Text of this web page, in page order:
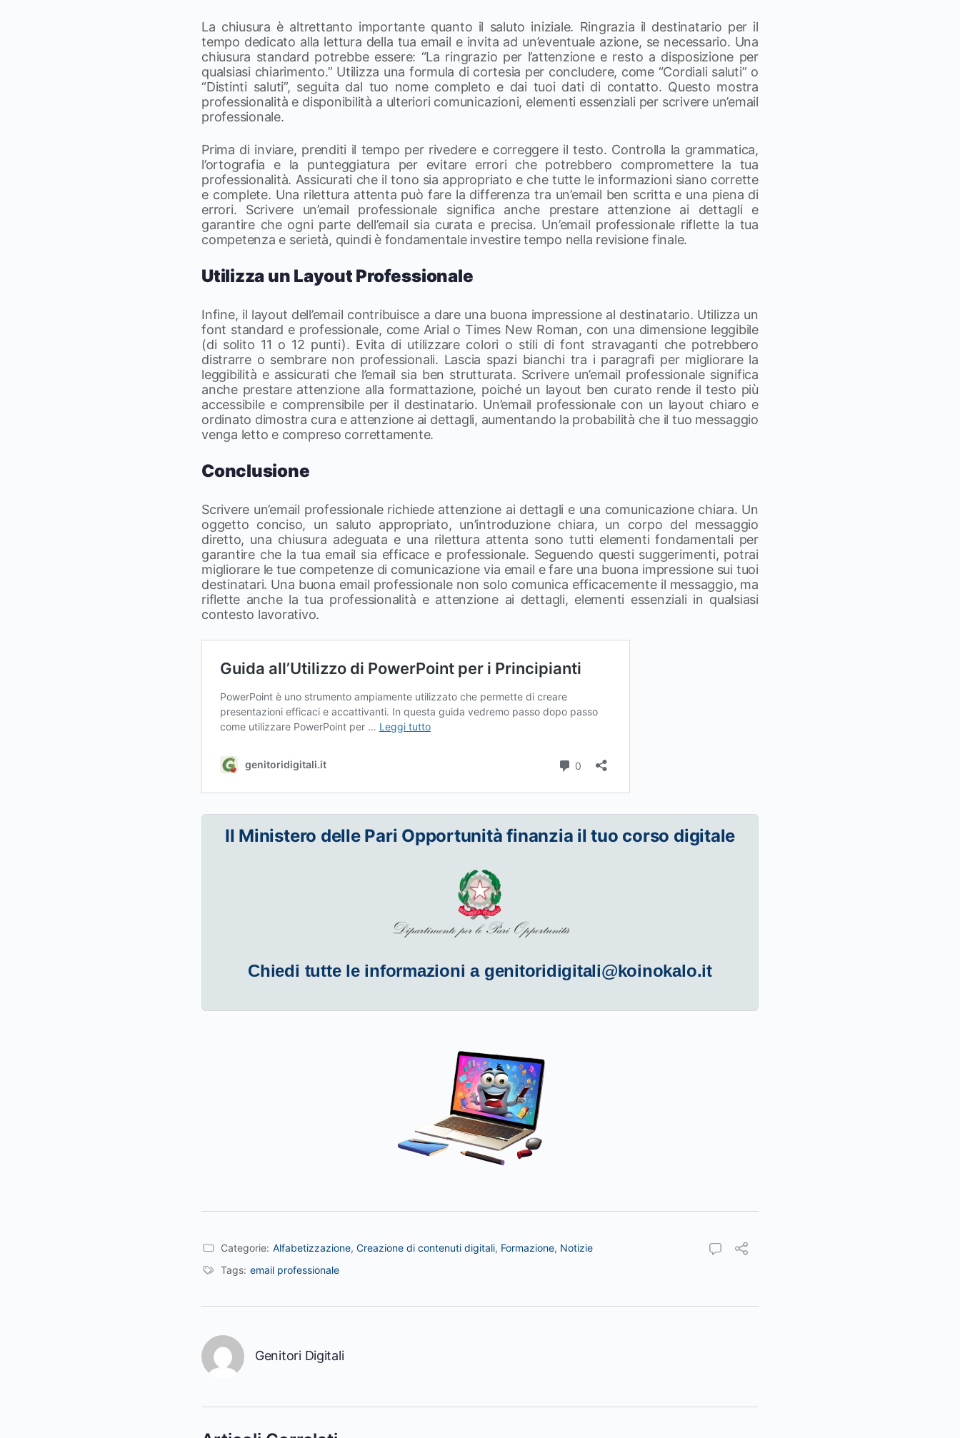
La chiusura è altrettanto importante quanto il saluto iniziale. Ringrazia il destinatario per il
tempo dedicato alla lettura della tua email e invita ad un’eventuale azione, se necessario. Una
chiusura standard potrebbe essere: “La ringrazio per l’attenzione e resto a disposizione per
qualsiasi chiarimento.” Utilizza una formula di cortesia per concludere, come “Cordiali saluti” o
“Distinti saluti”, seguita dal tuo nome completo e dai tuoi dati di contatto. Questo mostra
professionalità e disponibilità a ulteriori comunicazioni, elementi essenziali per scrivere un’email
professionale.
Prima di inviare, prenditi il tempo per rivedere e correggere il testo. Controlla la grammatica,
l’ortografia e la punteggiatura per evitare errori che potrebbero compromettere la tua
professionalità. Assicurati che il tono sia appropriato e che tutte le informazioni siano corrette
e complete. Una rilettura attenta può fare la differenza tra un’email ben scritta e una piena di
errori. Scrivere un’email professionale significa anche prestare attenzione ai dettagli e
garantire che ogni parte dell’email sia curata e precisa. Un’email professionale riflette la tua
competenza e serietà, quindi è fondamentale investire tempo nella revisione finale.
Utilizza un Layout Professionale
Infine, il layout dell’email contribuisce a dare una buona impressione al destinatario. Utilizza un
font standard e professionale, come Arial o Times New Roman, con una dimensione leggibile
(di solito 11 o 12 punti). Evita di utilizzare colori o stili di font stravaganti che potrebbero
distrarre o sembrare non professionali. Lascia spazi bianchi tra i paragrafi per migliorare la
leggibilità e assicurati che l’email sia ben strutturata. Scrivere un’email professionale significa
anche prestare attenzione alla formattazione, poiché un layout ben curato rende il testo più
accessibile e comprensibile per il destinatario. Un’email professionale con un layout chiaro e
ordinato dimostra cura e attenzione ai dettagli, aumentando la probabilità che il tuo messaggio
venga letto e compreso correttamente.
Conclusione
Scrivere un’email professionale richiede attenzione ai dettagli e una comunicazione chiara. Un
oggetto conciso, un saluto appropriato, un’introduzione chiara, un corpo del messaggio
diretto, una chiusura adeguata e una rilettura attenta sono tutti elementi fondamentali per
garantire che la tua email sia efficace e professionale. Seguendo questi suggerimenti, potrai
migliorare le tue competenze di comunicazione via email e fare una buona impressione sui tuoi
destinatari. Una buona email professionale non solo comunica efficacemente il messaggio, ma
riflette anche la tua professionalità e attenzione ai dettagli, elementi essenziali in qualsiasi
contesto lavorativo.
Il Ministero delle Pari Opportunità finanzia il tuo corso digitale
Chiedi tutte le informazioni a genitoridigitali@koinokalo.it
Categorie: Alfabetizzazione, Creazione di contenuti digitali, Formazione, Notizie
Tags: email professionale
Genitori Digitali